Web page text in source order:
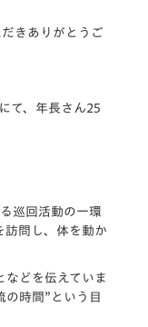
きありがとうご
て、 年長さん25
巡回活動の一環
問し、 体を動か
などを伝えていま
の時間” という目